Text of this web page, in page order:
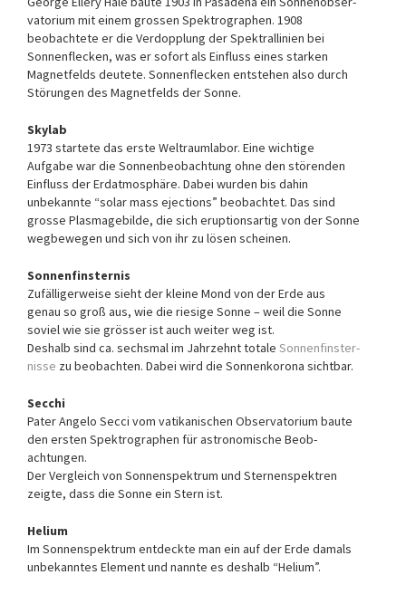
va­to­rium mit einem grossen Spektro­graphen. 1908
beobachtete er die Verdopplung der Spektrallinien bei
Sonnenflecken, was er sofort als Einfluss eines starken
Magnet­felds deutete. Sonnenflecken entstehen also durch
Störungen des Mag­net­felds der Sonne.
Skylab
1973 startete das erste Welt­raum­labor. Eine wichtige
Aufgabe war die Sonnen­beobach­tung ohne den stö­renden
Einfluss der Erdat­mo­sphäre. Dabei wurden bis dahin
unbekan­nte “solar mass ejections” beob­achtet. Das sind
grosse Plasma­gebilde, die sich eruptions­artig von der Sonne
wegbewegen und sich von ihr zu lösen scheinen.
Sonnenfinsternis
Zufälligerweise sieht der kleine Mond von der Erde aus
genau so groß aus, wie die riesige Sonne – weil die Sonne
soviel wie sie grösser ist auch weiter weg ist.
Deshalb sind ca. sechs­mal im Jahrzehnt totale Sonnen­finster­
nisse zu beobachten. Dabei wird die Sonnen­korona sichtbar.
Secchi
Pater Angelo Secci vom vati­kanischen Obser­va­torium baute
den ersten Spek­tro­graphen für astro­no­mische Beob­
achtungen.
Der Vergleich von Son­nen­spektrum und Sternen­spektren
zeigte, dass die Sonne ein Stern ist.
Helium
Im Sonnenspektrum entdeckte man ein auf der Erde damals
unbe­kanntes Element und nannte es deshalb “Helium”.